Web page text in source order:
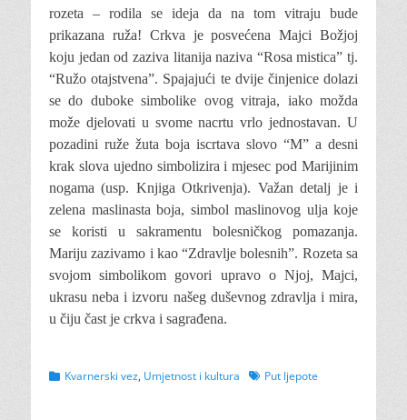
rozeta – rodila se ideja da na tom vitraju bude
prikazana ruža! Crkva je posvećena Majci Božjoj
koju jedan od zaziva litanija naziva “Rosa mistica” tj.
“Ružo otajstvena”. Spajajući te dvije činjenice dolazi
se do duboke simbolike ovog vitraja, iako možda
može djelovati u svome nacrtu vrlo jednostavan. U
pozadini ruže žuta boja iscrtava slovo “M” a desni
krak slova ujedno simbolizira i mjesec pod Marijinim
nogama (usp. Knjiga Otkrivenja). Važan detalj je i
zelena maslinasta boja, simbol maslinovog ulja koje
se koristi u sakramentu bolesničkog pomazanja.
Mariju zazivamo i kao “Zdravlje bolesnih”. Rozeta sa
svojom simbolikom govori upravo o Njoj, Majci,
ukrasu neba i izvoru našeg duševnog zdravlja i mira,
u čiju čast je crkva i sagrađena.
Categories
Kvarnerski vez, Umjetnost i kultura TagsPut ljepote